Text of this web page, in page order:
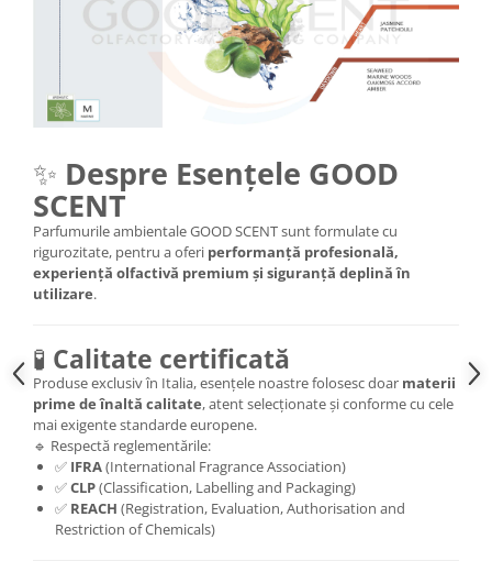
✨ Despre Esențele GOOD
SCENT
Parfumurile ambientale GOOD SCENT sunt formulate cu
rigurozitate, pentru a oferi performanță profesională,
experiență olfactivă premium și siguranță deplină în
utilizare.
🧪 Calitate certificată
Produse exclusiv în Italia, esențele noastre folosesc doar materii
prime de înaltă calitate, atent selecționate și conforme cu cele
mai exigente standarde europene.
🔹 Respectă reglementările:
✅ IFRA(International Fragrance Association)
✅CLP(Classification, Labelling and Packaging)
✅ REACH (Registration, Evaluation, Authorisation and
Restriction of Chemicals)